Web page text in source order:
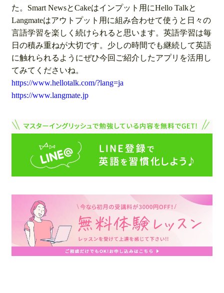
た。Smart NewsとCakeはインプット用にHello Talkと
Langmateはアウトプット用に組み合わせて使うと日々の
言語学習を楽しく続けられると思います。英語学習は毎
日の積み重ねが大切です。少しの時間でも継続して英語
に触れられるようにぜひ今回ご紹介したアプリを活用し
てみてくださいね。
https://www.hellotalk.com/?lang=ja
https://www.langmate.jp